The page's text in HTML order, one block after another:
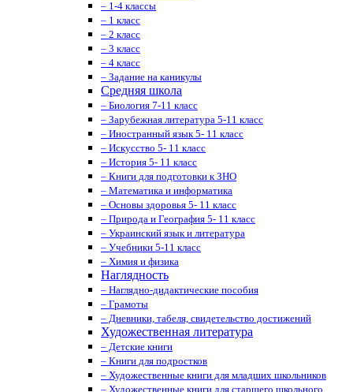
– 1-4 классы
– 1 класс
– 2 класс
– 3 класс
– 4 класс
– Задание на каникулы
Средняя школа
– Биология 7-11 класс
– Зарубежная литература 5-11 класс
– Иностранный язык 5- 11 класс
– Искусство 5- 11 класс
– История 5- 11 класс
– Книги для подготовки к ЗНО
– Математика и информатика
– Основы здоровья 5- 11 класс
– Природа и География 5- 11 класс
– Украинский язык и литература
– Учебники 5-11 класс
– Химия и физика
Наглядность
– Наглядно-дидактические пособия
– Грамоты
– Дневники, табеля, свидетельство достижений
Художественная литература
– Детские книги
– Книги для подростков
– Художественные книги для младших школьников
– Художественные книги для старшего школьного